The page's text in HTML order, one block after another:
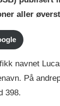
aller
navnet
På
398.